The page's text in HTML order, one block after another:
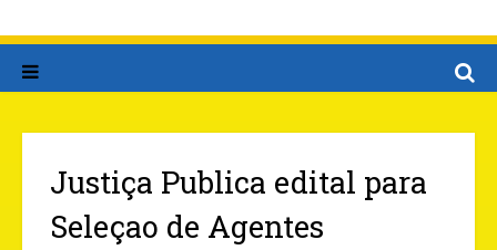
Justiça Publica edital para
Seleçao de Agentes